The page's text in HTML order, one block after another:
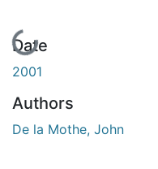
En cours de chargement...
Date
2001
Authors
De la Mothe, John